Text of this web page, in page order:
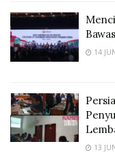
14
13